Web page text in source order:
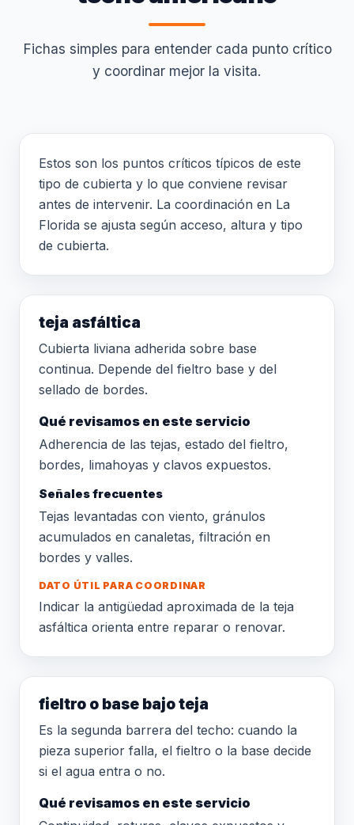
Fichas simples para entender cada punto crítico
y coordinar mejor la visita.
Estos son los puntos críticos típicos de este
tipo de cubierta y lo que conviene revisar
antes de intervenir. La coordinación en La
Florida se ajusta según acceso, altura y tipo
de cubierta.
teja asfáltica
Cubierta liviana adherida sobre base
continua. Depende del fieltro base y del
sellado de bordes.
Qué revisamos en este servicio
Adherencia de las tejas, estado del fieltro,
bordes, limahoyas y clavos expuestos.
Señales frecuentes
Tejas levantadas con viento, gránulos
acumulados en canaletas, filtración en
bordes y valles.
DATO ÚTIL PARA COORDINAR
Indicar la antigüedad aproximada de la teja
asfáltica orienta entre reparar o renovar.
fieltro o base bajo teja
Es la segunda barrera del techo: cuando la
pieza superior falla, el fieltro o la base decide
si el agua entra o no.
Qué revisamos en este servicio